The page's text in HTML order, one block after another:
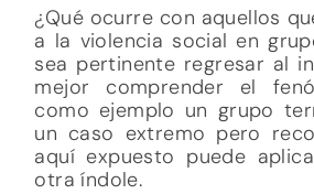
¿Qué ocurre con aquellos
a la violencia social en
sea pertinente regresar al
mejor comprender el
como ejemplo un grupo
un caso extremo pero
aquí expuesto puede
otra índole.